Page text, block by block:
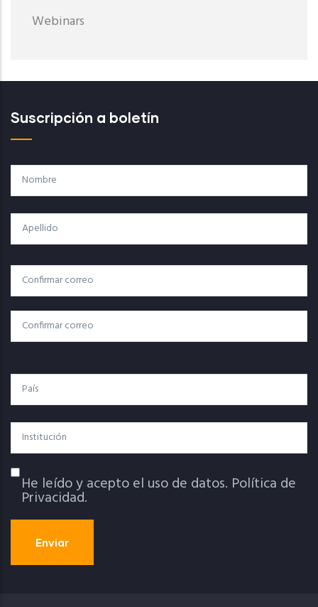
Webinars
Suscripción a boletín
Nombre
Apellido
Correo
Electrónico
Correo Electrónico
Confirmar Correo
País
Institución
Política De Privacidad
He leído y acepto el uso de datos. Política de
Privacidad.